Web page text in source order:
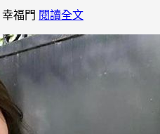
幸福門 閱讀全文